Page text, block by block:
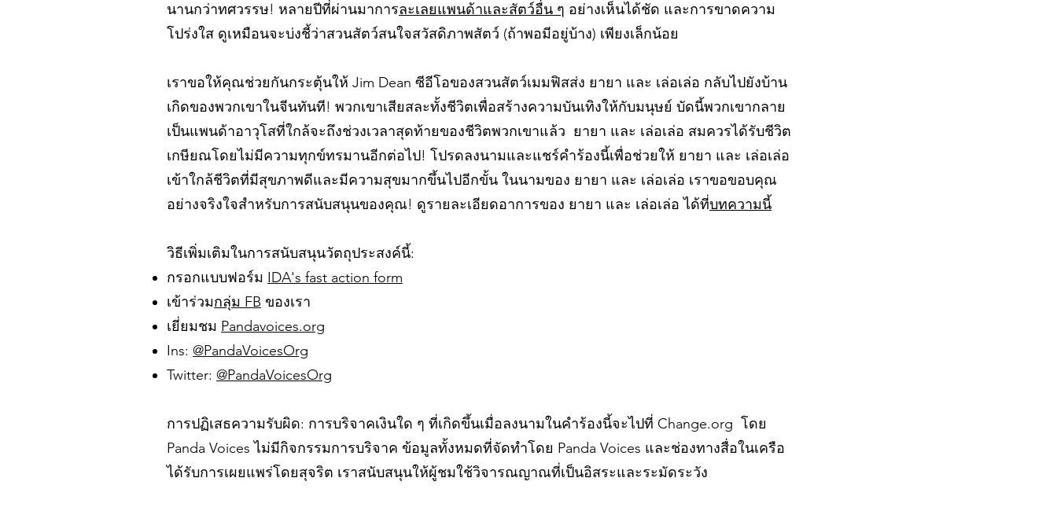
นานกว่าทศวรรษ! หลายปีที่ผ่านมาการละเลยแพนด้าและสัตว์อื่น ๆ อย่างเห็นได้ชัด และการขาดความ
โปร่งใส ดูเหมือนจะบ่งชี้ว่าสวนสัตว์สนใจสวัสดิภาพสัตว์ (ถ้าพอมีอยู่บ้าง) เพียงเล็กน้อย
เราขอให้คุณช่วยกันกระตุ้นให้ Jim Dean ซีอีโอของสวนสัตว์เมมฟิสส่ง ยายา และ เล่อเล่อ กลับไปยังบ้าน
เกิดของพวกเขาในจีนทันที! พวกเขาเสียสละทั้งชีวิตเพื่อสร้างความบันเทิงให้กับมนุษย์ บัดนี้พวกเขากลาย
เป็นแพนด้าอาวุโสที่ใกล้จะถึงช่วงเวลาสุดท้ายของชีวิตพวกเขาแล้ว ยายา และ เล่อเล่อ สมควรได้รับชีวิต
เกษียณโดยไม่มีความทุกข์ทรมานอีกต่อไป! โปรดลงนามและแชร์คำร้องนี้เพื่อช่วยให้ ยายา และ เล่อเล่อ
เข้าใกล้ชีวิตที่มีสุขภาพดีและมีความสุขมากขึ้นไปอีกขั้น ในนามของ ยายา และ เล่อเล่อ เราขอขอบคุณ
อย่างจริงใจสำหรับการสนับสนุนของคุณ! ดูรายละเอียดอาการของ ยายา และ เล่อเล่อ ได้ที่บทความนี้
วิธีเพิ่มเติมในการสนับสนุนวัตถุประสงค์นี้:
กรอกแบบฟอร์ม IDA's fast action form
เข้าร่วมกลุ่ม FB ของเรา
เยี่ยมชม Pandavoices.org
Ins: @PandaVoicesOrg
Twitter: @PandaVoicesOrg
การปฏิเสธความรับผิด: การบริจาคเงินใด ๆ ที่เกิดขึ้นเมื่อลงนามในคำร้องนี้จะไปที่ Change.org โดย
Panda Voices ไม่มีกิจกรรมการบริจาค ข้อมูลทั้งหมดที่จัดทำโดย Panda Voices และช่องทางสื่อในเครือ
ได้รับการเผยแพร่โดยสุจริต เราสนับสนุนให้ผู้ชมใช้วิจารณญาณที่เป็นอิสระและระมัดระวัง